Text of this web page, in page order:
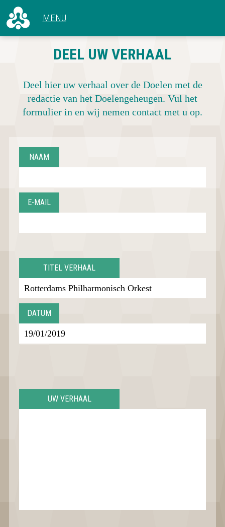
ALLE ARTIKELEN
HET GEBOUW
ACHTER DE SCHERMEN
VOOR 1966
1970 - 1979
1980 - 1989
1990 - 1999
CONCERTOVERZICHT
DEEL UW VERHAAL
Deel hier uw verhaal over de Doelen met de
redactie van het Doelengeheugen. Vul het
formulier in en wij nemen contact met u op.
NAAM
E-MAIL
TITEL VERHAAL
DATUM
UW VERHAAL